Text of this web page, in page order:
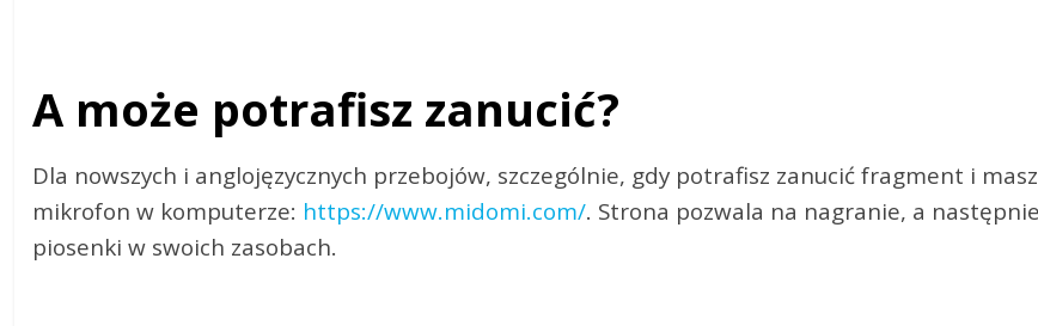
A może potrafisz zanucić?
Dla nowszych i anglojęzycznych przebojów, szczególnie, gdy potrafisz zanucić fragment i
mikrofon w komputerze: https://www.midomi.com/. Strona pozwala na nagranie, a
piosenki w swoich zasobach.